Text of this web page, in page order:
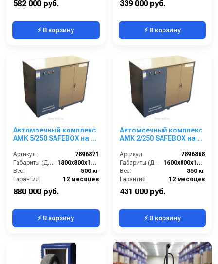
582 000 руб.
⚡ В корзину
339 000 руб.
⚡ В корзину
Автомоечный комплекс
АМК 5/250 SAFEBOX на 5
Артикул:
7896871
Габариты (ДхШхВ):
1800х800х1500
Вес:
500 кг
Гарантия:
12 месяцев
880 000 руб.
⚡ В корзину
Автомоечный комплекс
АМК 2/250 SAFEBOX на 2
Артикул:
7896868
Габариты (ДхШхВ):
1600х800х1300
Вес:
350 кг
Гарантия:
12 месяцев
431 000 руб.
⚡ В корзину